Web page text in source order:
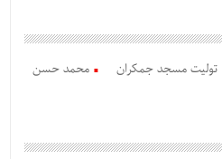
تولیت مسجد جمکران
محمد حسن